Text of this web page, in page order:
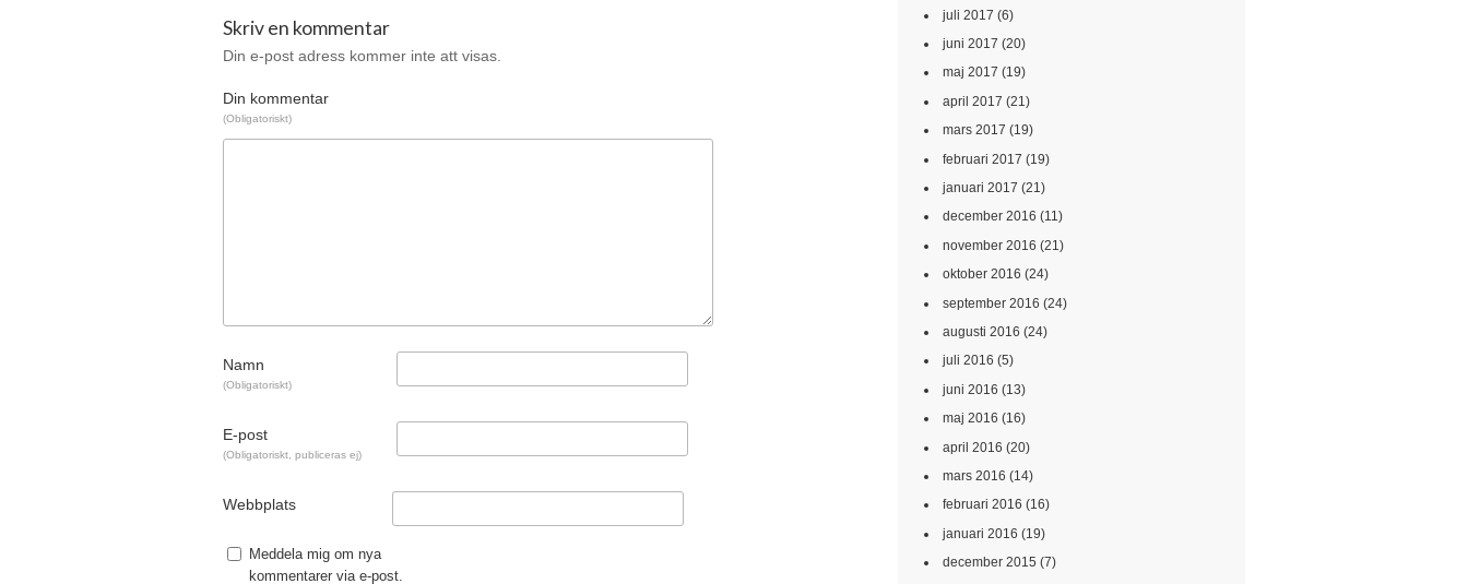
Skriv en kommentar
Din e-post adress kommer inte att visas.
Din kommentar
(Obligatoriskt)
Namn
(Obligatoriskt)
E-post
(Obligatoriskt, publiceras ej)
Webbplats
Meddela mig om nya
kommentarer via e-post.
juli 2017 (6)
juni 2017 (20)
maj 2017 (19)
april 2017 (21)
mars 2017 (19)
februari 2017 (19)
januari 2017 (21)
december 2016 (11)
november 2016 (21)
oktober 2016 (24)
september 2016 (24)
augusti 2016 (24)
juli 2016 (5)
juni 2016 (13)
maj 2016 (16)
april 2016 (20)
mars 2016 (14)
februari 2016 (16)
januari 2016 (19)
december 2015 (7)